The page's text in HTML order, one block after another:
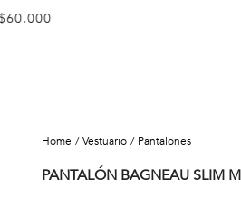
vestuario pantalones
PANTALÓN BAGNEAU SLIM